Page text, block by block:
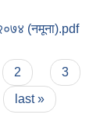
२०७४ (नमूना).pdf
2
3
last »